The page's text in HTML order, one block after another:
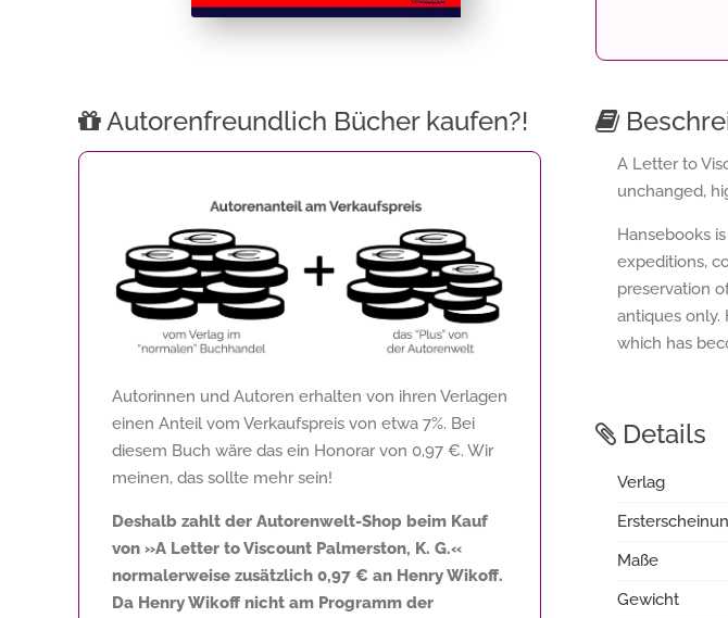
Autorenfreundlich Bücher kaufen?!
Autorinnen und Autoren erhalten von ihren Verlagen
einen Anteil vom Verkaufspreis von etwa 7%. Bei
diesem Buch wäre das ein Honorar von 0,97 €. Wir
meinen, das sollte mehr sein!
Deshalb zahlt der Autorenwelt-Shop beim Kauf
von »A Letter to Viscount Palmerston, K. G.«
normalerweise zusätzlich 0,97 € an Henry Wikoff.
Da Henry Wikoff nicht am Programm der
A Letter to
unchanged,
Hansebooks
expeditions,
preservation
antiques only.
which has
Details
Verlag
Maße
Gewicht